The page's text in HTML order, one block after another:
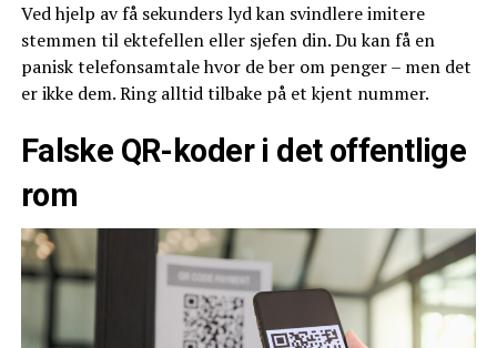
Ved hjelp av få sekunders lyd kan svindlere imitere
stemmen til ektefellen eller sjefen din. Du kan få en
panisk telefonsamtale hvor de ber om penger – men det
er ikke dem. Ring alltid tilbake på et kjent nummer.
Falske QR-koder i det offentlige
rom